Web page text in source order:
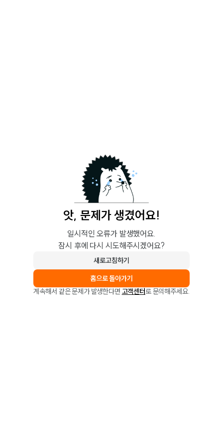
앗, 문제가 생겼어요!
일시적인 오류가 발생했어요.
잠시 후에 다시 시도해주시겠어요?
새로고침하기
홈으로 돌아가기
계속해서 같은 문제가 발생한다면 고객센터로 문의해주세요.